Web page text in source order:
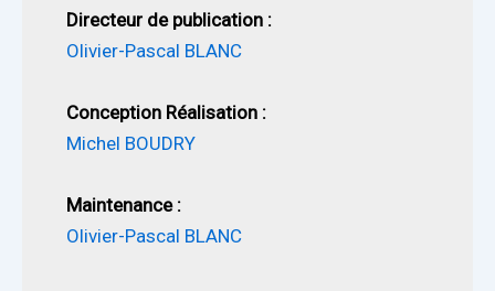
Directeur de publication :
Olivier-Pascal BLANC
Conception Réalisation :
Michel BOUDRY
Maintenance :
Olivier-Pascal BLANC